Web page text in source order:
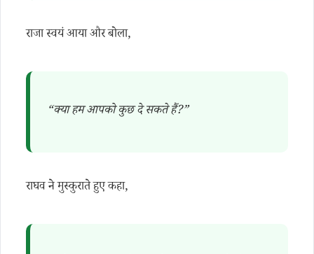
राजा स्वयं आया और बोला,
“क्या हम आपको कुछ दे सकते हैं?”
राघव ने मुस्कुराते हुए कहा,